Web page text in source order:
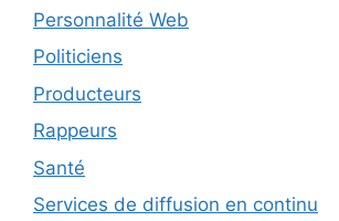
Personnalité Web
Politiciens
Producteurs
Rappeurs
Santé
Services de diffusion en continu